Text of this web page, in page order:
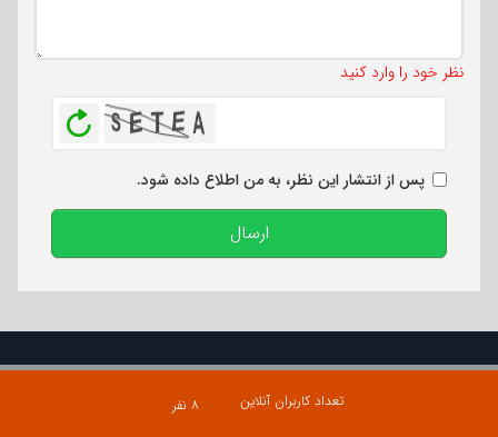
نظر خود را وارد کنید
پس از انتشار این نظر، به من اطلاع داده شود.
ارسال
تعداد کاربران آنلاین
۸ نفر